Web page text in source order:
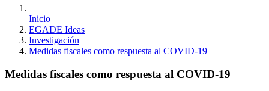
Inicio
EGADE Ideas
Investigación
Medidas fiscales como respuesta al COVID-19
Medidas fiscales como respuesta al COVID-19